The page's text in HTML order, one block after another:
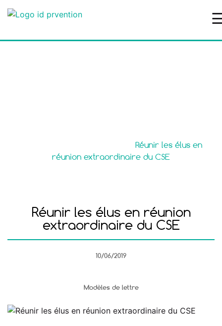
Réunir les élus en
réunion extraordinaire du CSE
Réunir les élus en réunion
extraordinaire du CSE
10/06/2019
Modèles de lettre